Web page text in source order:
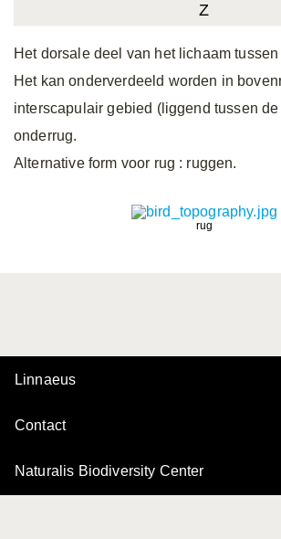
Z
Het dorsale deel van het lichaam
Het kan onderverdeeld worden in
interscapulair gebied (liggend tussen
onderrug.
Alternative form voor rug : ruggen.
rug
Linnaeus
Contact
Naturalis Biodiversity Center